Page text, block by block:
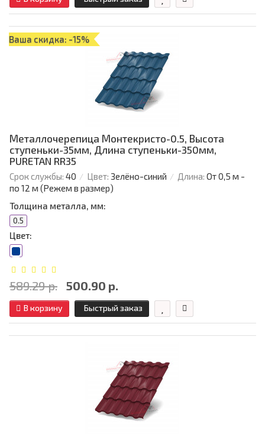
Ваша скидка: -15%
Металлочерепица Монтекристо-0.5, Высота
ступеньки-35мм, Длина ступеньки-350мм,
PURETAN RR35
Срок службы: 40 Цвет: Зелёно-синий Длина: От 0,5 м -
по 12 м (Режем в размер)
Толщина металла, мм:
0.5
Цвет:
589.29 р. 500.90 р.
В корзину Быстрый заказ